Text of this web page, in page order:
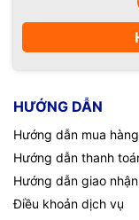
HƯỚNG DẪN
Hướng dẫn mua hàng
Hướng dẫn thanh
Hướng dẫn giao nhận
Điều khoản dịch vụ